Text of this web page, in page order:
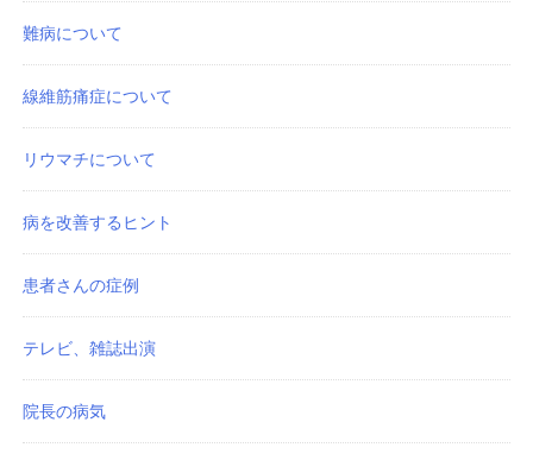
難病について
線維筋痛症について
リウマチについて
病を改善するヒント
患者さんの症例
テレビ、雑誌出演
院長の病気